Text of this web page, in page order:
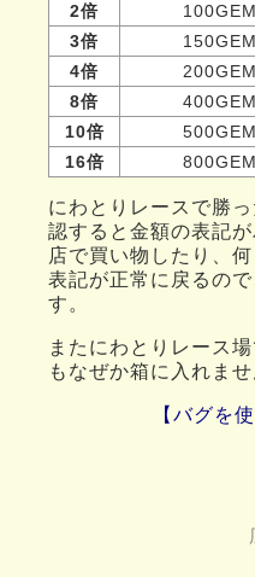
2倍
100GEM
3倍
150GEM
4倍
200GEM
8倍
400GEM
10倍
500GEM
16倍
800GEM
にわとりレースで勝
認すると金額の表記
店で買い物したり、
表記が正常に戻るの
す。
またにわとりレース
もなぜか箱に入れませ
【バグを